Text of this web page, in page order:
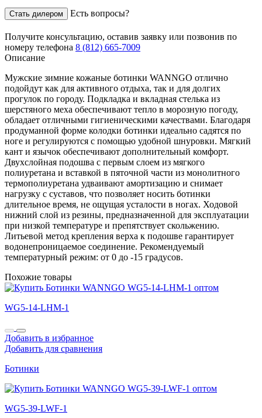
Стать дилером Есть вопросы?
Получите консультацию, оставив заявку или позвонив по
номеру телефона 8 (812) 665-7009
Описание
Мужские зимние кожаные ботинки WANNGO отлично
подойдут как для активного отдыха, так и для долгих
прогулок по городу. Подкладка и вкладная стелька из
шерстяного меха обеспечивают тепло в морозную погоду,
обладает отличными гигиеническими качествами. Благодаря
продуманной форме колодки ботинки идеально садятся по
ноге и регулируются с помощью удобной шнуровки. Мягкий
кант и язычок обеспечивают дополнительный комфорт.
Двухслойная подошва с первым слоем из мягкого
полиуретана и вставкой в пяточной части из монолитного
термополиуретана удваивают амортизацию и снимает
нагрузку с суставов, что позволяет носить ботинки
длительное время, не ощущая усталости в ногах. Ходовой
нижний слой из резины, предназначенной для эксплуатации
при низкой температуре и препятствует скольжению.
Литьевой метод крепления верха к подошве гарантирует
водонепроницаемое соединение. Рекомендуемый
температурный режим: от 0 до -15 градусов.
Похожие товары
WG5-14-LHM-1
Добавить в избранное
Добавить для сравнения
Ботинки
WG5-39-LWF-1